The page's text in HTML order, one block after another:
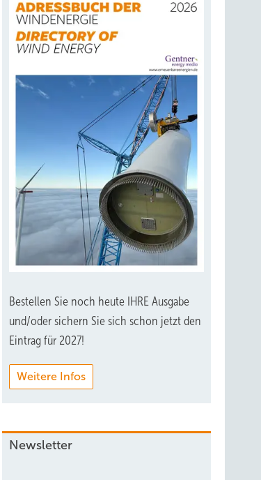
Bestellen Sie noch heute IHRE Ausgabe
und/oder sichern Sie sich schon jetzt den
Eintrag für 2027!
Weitere Infos
Newsletter